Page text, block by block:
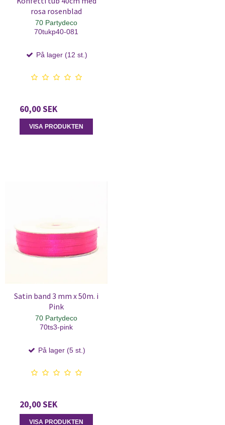
rosa rosenblad
70 Partydeco
70tukp40-081
På lager (12 st.)
60,00 SEK
VISA PRODUKTEN
Satin band 3 mm x 50m. i
Pink
70 Partydeco
70ts3-pink
På lager (5 st.)
20,00 SEK
VISA PRODUKTEN